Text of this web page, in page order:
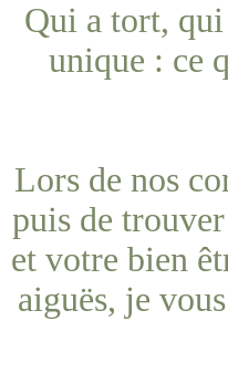
Qui a tort,
unique : ce
Lors de nos
puis de
et votre bien
aiguës, je